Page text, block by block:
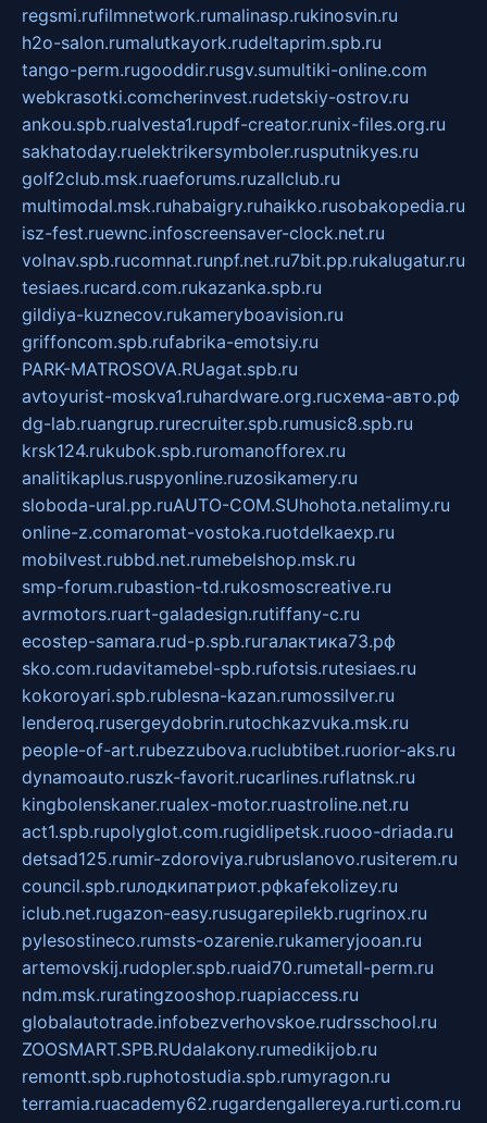
regsmi.rufilmnetwork.rumalinasp.rukinosvin.ru
h2o-salon.rumalutkayork.rudeltaprim.spb.ru
tango-perm.rugooddir.rusgv.sumultiki-online.com
webkrasotki.comcherinvest.rudetskiy-ostrov.ru
ankou.spb.rualvesta1.rupdf-creator.runix-files.org.ru
sakhatoday.ruelektrikersymboler.rusputnikyes.ru
golf2club.msk.ruaeforums.ruzallclub.ru
multimodal.msk.ruhabaigry.ruhaikko.rusobakopedia.ru
isz-fest.ruewnc.infoscreensaver-clock.net.ru
volnav.spb.rucomnat.runpf.net.ru7bit.pp.rukalugatur.ru
tesiaes.rucard.com.rukazanka.spb.ru
gildiya-kuznecov.rukameryboavision.ru
griffoncom.spb.rufabrika-emotsiy.ru
PARK-MATROSOVA.RUagat.spb.ru
avtoyurist-moskva1.ruhardware.org.ruсхема-авто.рф
dg-lab.ruangrup.rurecruiter.spb.rumusic8.spb.ru
krsk124.rukubok.spb.ruromanofforex.ru
analitikaplus.ruspyonline.ruzosikamery.ru
sloboda-ural.pp.ruAUTO-COM.SUhohota.netalimy.ru
online-z.comaromat-vostoka.ruotdelkaexp.ru
mobilvest.rubbd.net.rumebelshop.msk.ru
smp-forum.rubastion-td.rukosmoscreative.ru
avrmotors.ruart-galadesign.rutiffany-c.ru
ecostep-samara.rud-p.spb.ruгалактика73.рф
sko.com.rudavitamebel-spb.rufotsis.rutesiaes.ru
kokoroyari.spb.rublesna-kazan.rumossilver.ru
lenderoq.rusergeydobrin.rutochkazvuka.msk.ru
people-of-art.rubezzubova.ruclubtibet.ruorior-aks.ru
dynamoauto.ruszk-favorit.rucarlines.ruflatnsk.ru
kingbolenskaner.rualex-motor.ruastroline.net.ru
act1.spb.rupolyglot.com.rugidlipetsk.ruooo-driada.ru
detsad125.rumir-zdoroviya.rubruslanovo.rusiterem.ru
council.spb.ruлодкипатриот.рфkafekolizey.ru
iclub.net.rugazon-easy.rusugarepilekb.rugrinox.ru
pylesostineco.rumsts-ozarenie.rukameryjooan.ru
artemovskij.rudopler.spb.ruaid70.rumetall-perm.ru
ndm.msk.ruratingzooshop.ruapiaccess.ru
globalautotrade.infobezverhovskoe.rudrsschool.ru
ZOOSMART.SPB.RUdalakony.rumedikijob.ru
remontt.spb.ruphotostudia.spb.rumyragon.ru
terramia.ruacademy62.rugardengallereya.rurti.com.ru